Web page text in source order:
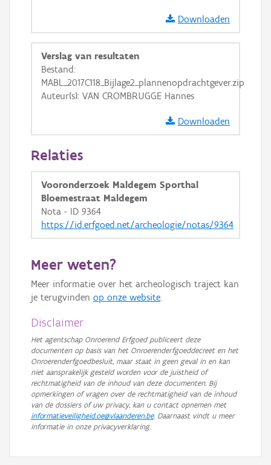
Downloaden
Verslag van resultaten
Bestand:
MABL_2017C118_Bijlage2_plannenopdrachtgever.zip
Auteur(s): VAN CROMBRUGGE Hannes
Downloaden
Relaties
Vooronderzoek Maldegem Sporthal
Bloemestraat Maldegem
Nota - ID 9364
https://id.erfgoed.net/archeologie/notas/9364
Meer weten?
Meer informatie over het archeologisch traject kan
je terugvinden op onze website.
Disclaimer
Het agentschap Onroerend Erfgoed publiceert deze
documenten op basis van het Onroerenderfgoeddecreet en het
Onroerenderfgoedbesluit, maar staat in geen geval in en kan
niet aansprakelijk gesteld worden voor de juistheid of
rechtmatigheid van de inhoud van deze documenten. Bij
opmerkingen of vragen over de rechtmatigheid van de inhoud
van de dossiers of uw privacy, kan u contact opnemen met
informatieveiligheid.oe@vlaanderen.be. Daarnaast vindt u meer
informatie in onze privacyverklaring.